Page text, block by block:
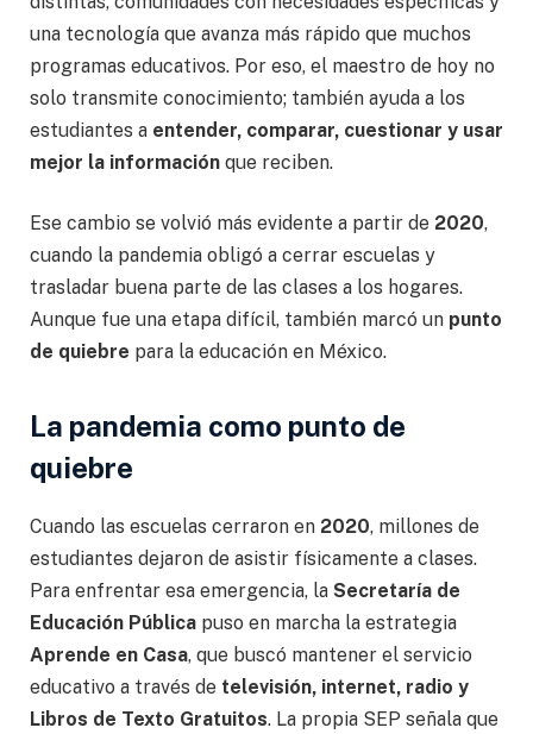
una tecnología que avanza más rápido que muchos
programas educativos. Por eso, el maestro de hoy no
solo transmite conocimiento; también ayuda a los
estudiantes a entender, comparar, cuestionar y usar
mejor la información que reciben.
Ese cambio se volvió más evidente a partir de 2020,
cuando la pandemia obligó a cerrar escuelas y
trasladar buena parte de las clases a los hogares.
Aunque fue una etapa difícil, también marcó un punto
de quiebre para la educación en México.
La pandemia como punto de
quiebre
Cuando las escuelas cerraron en 2020, millones de
estudiantes dejaron de asistir físicamente a clases.
Para enfrentar esa emergencia, la Secretaría de
Educación Pública puso en marcha la estrategia
Aprende en Casa, que buscó mantener el servicio
educativo a través de televisión, internet, radio y
Libros de Texto Gratuitos. La propia SEP señala que